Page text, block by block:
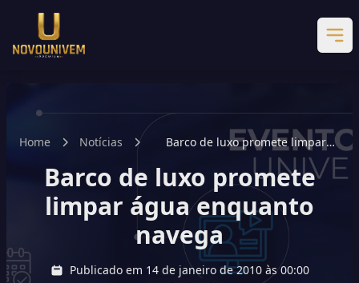
Home Notícias
Barco de luxo promete limpar
água enquanto navega
Barco de luxo promete
limpar água enquanto
navega
Publicado em 14 de janeiro de 2010 às 00:00